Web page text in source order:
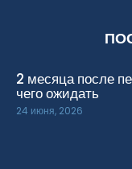
2 месяца после
чего ожидать
24 июня, 2026